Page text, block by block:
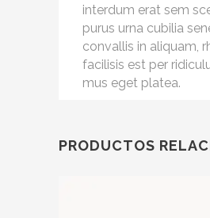
interdum erat sem
purus urna cubilia
convallis in aliquam,
facilisis est per
mus eget platea.
PRODUCTOS